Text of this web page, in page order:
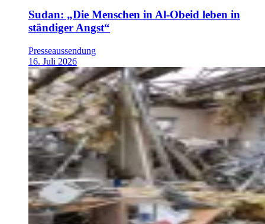
Sudan: „Die Menschen in Al-Obeid leben in
ständiger Angst“
Presseaussendung
16. Juli 2026